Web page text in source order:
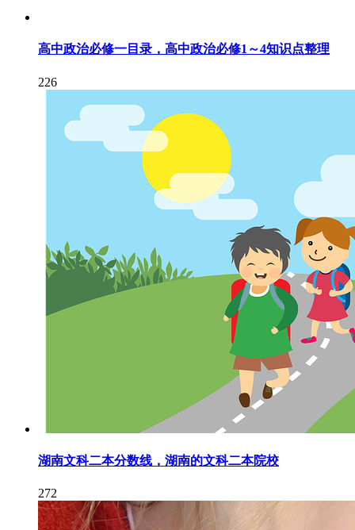
高中政治必修一目录，高中政治必修1～4知识点整理
226
湖南文科二本分数线，湖南的文科二本院校
272